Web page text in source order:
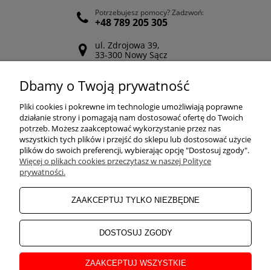
Potrzebujesz pomocy? Zadzwoń:
+48 789 205 305
ul. Zdrojowa 39,
33-300 Nowy Sącz
Odwiedź nasz Facebook
POMOC
ZAKUPY
MOJE KONTO
INFORMACJE
Dbamy o Twoją prywatność
Pliki cookies i pokrewne im technologie umożliwiają poprawne
działanie strony i pomagają nam dostosować ofertę do Twoich
potrzeb. Możesz zaakceptować wykorzystanie przez nas
wszystkich tych plików i przejść do sklepu lub dostosować użycie
plików do swoich preferencji, wybierając opcję "Dostosuj zgody".
Więcej o plikach cookies przeczytasz w naszej Polityce
prywatności.
ZAAKCEPTUJ TYLKO NIEZBĘDNE
DOSTOSUJ ZGODY
ZAAKCEPTUJ WSZYSTKIE